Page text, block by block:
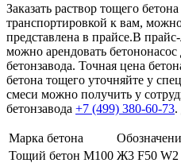
Заказать раствор тощего
транспортировкой к вам,
представлена в прайсе.В
можно арендовать
бетонзавода. Точная цена
бетона тощего уточняйте у
смеси можно получить у
бетонзавода +7 (499) 380-60-73.
Марка бетона
Тощий бетон М100 Ж3 F50 W2